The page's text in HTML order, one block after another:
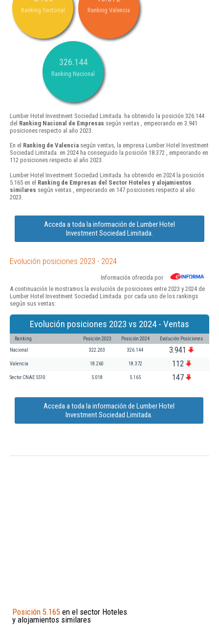
Ranking Sectorial Ranking Valencia
326.144
Ranking Nacional
Lumber Hotel Investment Sociedad Limitada. ha obtenido la posición 326.144
del Ranking Nacional de Empresas según ventas , empeorando en 3.941
posiciones respecto al año 2023.
En el Ranking de Valencia según ventas, la empresa Lumber Hotel Investment
Sociedad Limitada. en 2024 ha conseguido la posición 18.372 , empeorando en
112 posiciones respecto al año 2023.
Lumber Hotel Investment Sociedad Limitada. ha obtenido en 2024 la posición
5.165 en el Ranking de Empresas del Sector Hoteles y alojamientos
similares según ventas , empeorando en 147 posiciones respecto al año
2023.
Acceda a toda la información de Lumber Hotel
Investment Sociedad Limitada.
Evolución posiciones 2023 - 2024
Información ofrecida por
A continuación le mostramos la evolución de posiciones entre 2023 y 2024 de
Lumber Hotel Investment Sociedad Limitada. por cada uno de los rankings
según sus ventas:
Evolución posiciones 2023 vs 2024 - Ventas
Ranking Posición 2023 Posición 2024 Evolución Posiciones
Nacional 322.203 326.144 3.941
Valencia 18.260 18.372 112
Sector CNAE 5510 5.018 5.165 147
Acceda a toda la información de Lumber Hotel
Investment Sociedad Limitada.
Posición 5.165 en el sector Hoteles
y alojamientos similares